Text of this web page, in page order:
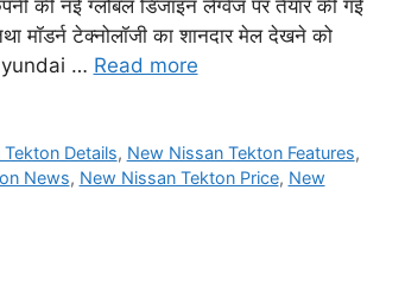
की नई ग्लोबल डिजाइन लैंग्वेज पर तैयार की गई
मॉडर्न टेक्नोलॉजी का शानदार मेल देखने को
… Read more
Details, New Nissan Tekton Features,
News, New Nissan Tekton Price, New